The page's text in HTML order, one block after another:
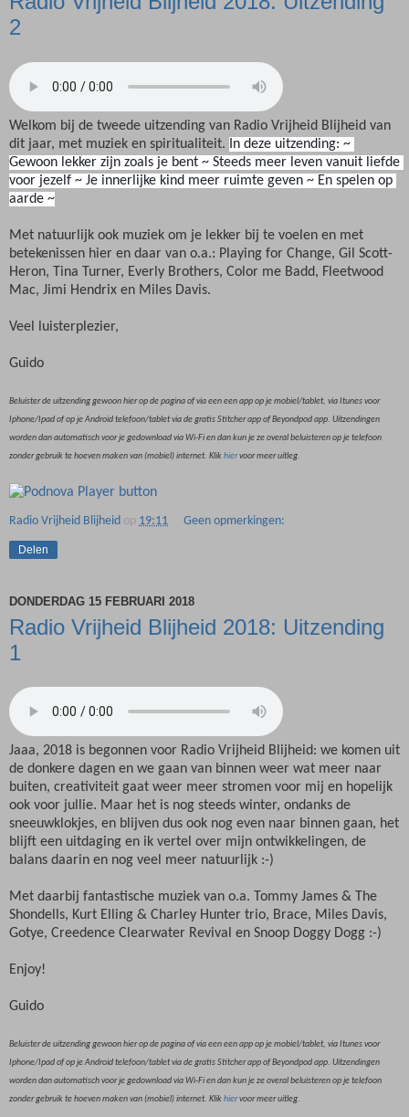
2
Welkom bij de tweede uitzending van Radio Vrijheid Blijheid van
dit jaar, met muziek en spiritualiteit.
In deze uitzending: ~
Gewoon lekker zijn zoals je bent ~ Steeds meer leven vanuit liefde
voor jezelf ~ Je innerlijke kind meer ruimte geven ~ En spelen op
aarde ~
Met natuurlijk ook muziek om je lekker bij te voelen en met
betekenissen hier en daar van o.a.: Playing for Change, Gil Scott-
Heron, Tina Turner, Everly Brothers, Color me Badd, Fleetwood
Mac, Jimi Hendrix en Miles Davis.
Veel luisterplezier,
Guido
Beluister de uitzending gewoon hier op de pagina of via een een app op je mobiel/tablet, via Itunes voor
Iphone/Ipad of op je Android telefoon/tablet via de gratis Stitcher app of Beyondpod app. Uitzendingen
worden dan automatisch voor je gedownload via Wi-Fi en dan kun je ze overal beluisteren op je telefoon
zonder gebruik te hoeven maken van (mobiel) internet. Klikhiervoor meer uitleg.
Radio Vrijheid Blijheid op 19:11 Geen opmerkingen:
Delen
DONDERDAG 15 FEBRUARI 2018
Radio Vrijheid Blijheid 2018: Uitzending
1
Jaaa, 2018 is begonnen voor Radio Vrijheid Blijheid: we komen uit
de donkere dagen en we gaan van binnen weer wat meer naar
buiten, creativiteit gaat weer meer stromen voor mij en hopelijk
ook voor jullie. Maar het is nog steeds winter, ondanks de
sneeuwklokjes, en blijven dus ook nog even naar binnen gaan, het
blijft een uitdaging en ik vertel over mijn ontwikkelingen, de
balans daarin en nog veel meer natuurlijk :-)
Met daarbij fantastische muziek van o.a. Tommy James & The
Shondells, Kurt Elling & Charley Hunter trio, Brace, Miles Davis,
Gotye, Creedence Clearwater Revival en Snoop Doggy Dogg :-)
Enjoy!
Guido
Beluister de uitzending gewoon hier op de pagina of via een een app op je mobiel/tablet, via Itunes voor
Iphone/Ipad of op je Android telefoon/tablet via de gratis Stitcher app of Beyondpod app. Uitzendingen
worden dan automatisch voor je gedownload via Wi-Fi en dan kun je ze overal beluisteren op je telefoon
zonder gebruik te hoeven maken van (mobiel) internet. Klikhiervoor meer uitleg.